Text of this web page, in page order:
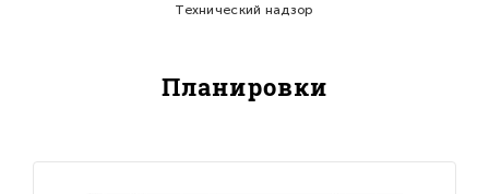
Технический надзор
Планировки